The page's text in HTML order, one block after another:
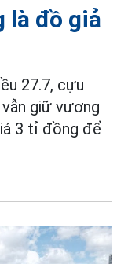
là đồ giả
27.7, cựu
giữ vương
3 tỉ đồng để